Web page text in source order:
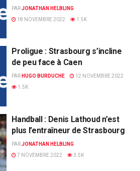
PARJONATHAN HELBLING
18 NOVEMBRE 2022
1.5K
Proligue : Strasbourg s’incline
de peu face à Caen
PAR HUGO BURDUCHE
12 NOVEMBRE 2022
1.5K
Handball : Denis Lathoud n’est
plus l’entraîneur de Strasbourg
PARJONATHAN HELBLING
7 NOVEMBRE 2022
3.5K